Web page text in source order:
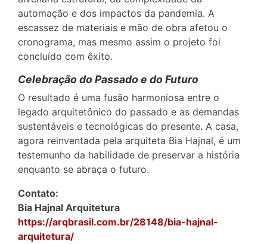
automação e dos impactos da pandemia. A
escassez de materiais e mão de obra afetou o
cronograma, mas mesmo assim o projeto foi
concluído com êxito.
Celebração do Passado e do Futuro
O resultado é uma fusão harmoniosa entre o
legado arquitetônico do passado e as demandas
sustentáveis e tecnológicas do presente. A casa,
agora reinventada pela arquiteta Bia Hajnal, é um
testemunho da habilidade de preservar a história
enquanto se abraça o futuro.
Contato:
Bia Hajnal Arquitetura
https://arqbrasil.com.br/28148/bia-hajnal-
arquitetura/